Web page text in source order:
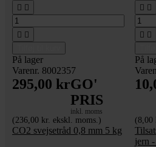
 
 
På lager
Varenr. 8002357
295,00 krGO'
PRIS
inkl. moms
(236,00 kr. ekskl. moms.)
CO2 svejsetråd 0,8 mm 5 kg
 
 
På
(8,00
jern